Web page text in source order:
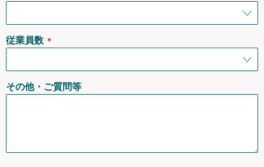
従業員数 ＊
その他・ご質問等